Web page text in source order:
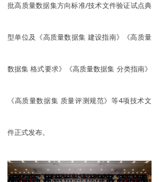
批高质量数据集方向标准/技术文件验证试点典
型单位及《高质量数据集 建设指南》《高质量
数据集 格式要求》《高质量数据集 分类指南》
《高质量数据集 质量评测规范》等4项技术文
件正式发布。